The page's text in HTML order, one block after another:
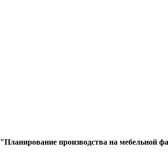
"Планирование производства на мебельной